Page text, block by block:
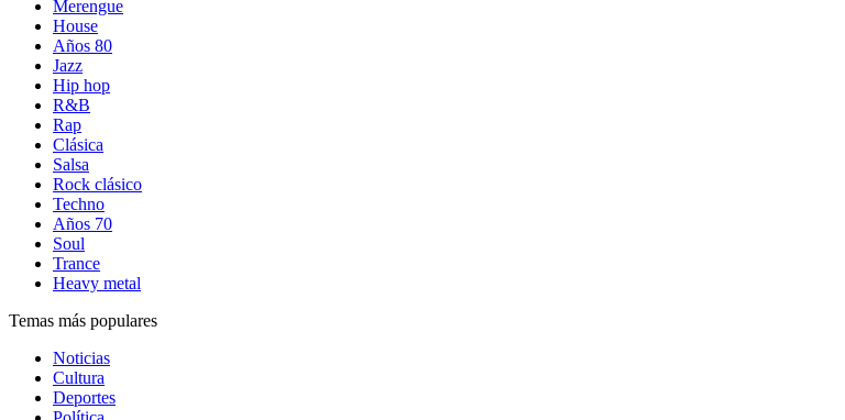
Merengue
House
Años 80
Jazz
Hip hop
R&B
Rap
Clásica
Salsa
Rock clásico
Techno
Años 70
Soul
Trance
Heavy metal
Temas más populares
Noticias
Cultura
Deportes